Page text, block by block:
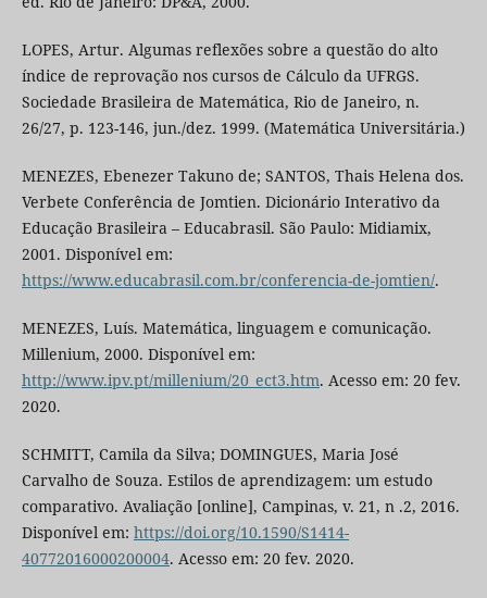
LOPES, Artur. Algumas reflexões sobre a questão do alto
índice de reprovação nos cursos de Cálculo da UFRGS.
Sociedade Brasileira de Matemática, Rio de Janeiro, n.
26/27, p. 123-146, jun./dez. 1999. (Matemática Universitária.)
MENEZES, Ebenezer Takuno de; SANTOS, Thais Helena dos.
Verbete Conferência de Jomtien. Dicionário Interativo da
Educação Brasileira – Educabrasil. São Paulo: Midiamix,
2001. Disponível em:
https://www.educabrasil.com.br/conferencia-de-jomtien/.
MENEZES, Luís. Matemática, linguagem e comunicação.
Millenium, 2000. Disponível em:
http://www.ipv.pt/millenium/20_ect3.htm. Acesso em: 20 fev.
2020.
SCHMITT, Camila da Silva; DOMINGUES, Maria José
Carvalho de Souza. Estilos de aprendizagem: um estudo
comparativo. Avaliação [online], Campinas, v. 21, n .2, 2016.
Disponível em: https://doi.org/10.1590/S1414-
40772016000200004. Acesso em: 20 fev. 2020.